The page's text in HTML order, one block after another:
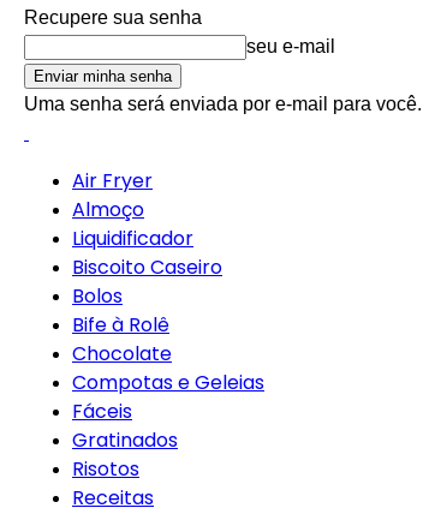
Recupere sua senha
seu e-mail
Uma senha será enviada por e-mail para você.
Air Fryer
Almoço
Liquidificador
Biscoito Caseiro
Bolos
Bife à Rolê
Chocolate
Compotas e Geleias
Fáceis
Gratinados
Risotos
Receitas